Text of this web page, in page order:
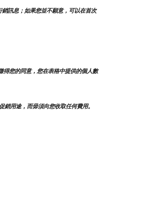
訊息；如果您並不願意，可以在首次
得您的同意，您在表格中提供的個人數
用途，而毋須向您收取任何費用。